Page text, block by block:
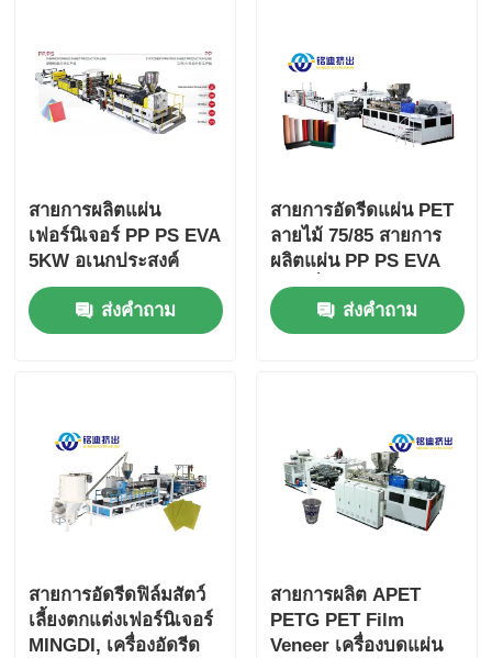
สายการผลิตแผ่น
เฟอร์นิเจอร์ PP PS EVA
5KW อเนกประสงค์
1200 มม. 1400 มม.
ส่งคำถาม
สายการอัดรีดแผ่น PET
ลายไม้ 75/85 สายการ
ผลิตแผ่น PP PS EVA
สกรูเดี่ยว/คู่
ส่งคำถาม
สายการอัดรีดฟิล์มสัตว์
เลี้ยงตกแต่งเฟอร์นิเจอร์
MINGDI, เครื่องอัดรีด
สายการผลิต APET
PETG PET Film
Veneer เครื่องบดแผ่น